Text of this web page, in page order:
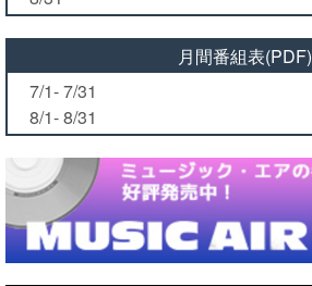
月間番組表(PDF)
7/1- 7/31
8/1- 8/31